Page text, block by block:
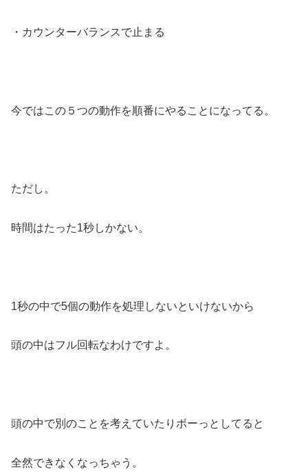
・カウンターバランスで止まる
今ではこの５つの動作を順番にやることになってる。
ただし。
時間はたった1秒しかない。
1秒の中で5個の動作を処理しないといけないから
頭の中はフル回転なわけですよ。
頭の中で別のことを考えていたりボーっとしてると
全然できなくなっちゃう。